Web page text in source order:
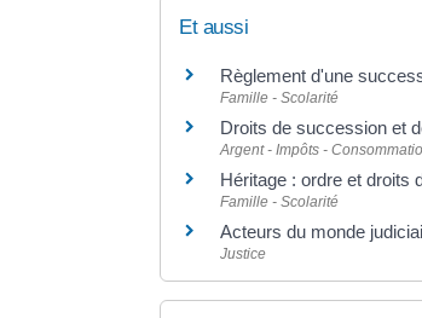
Et aussi
Règlement d'une
Famille - Scolarité
Droits de succession et
Argent - Impôts -
Héritage : ordre et droits
Famille - Scolarité
Acteurs du monde
Justice